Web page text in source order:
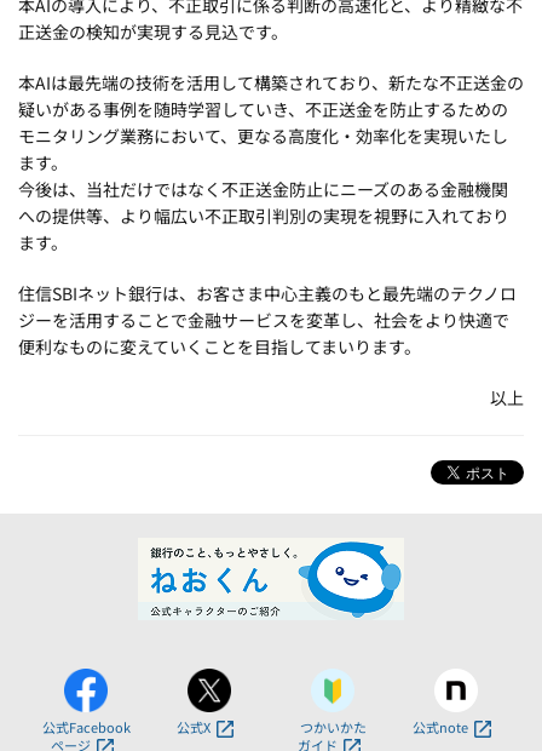
本AIの導入により、不正取引に係る判断の高速化と、より精緻な不
正送金の検知が実現する見込です。
本AIは最先端の技術を活用して構築されており、新たな不正送金の
疑いがある事例を随時学習していき、不正送金を防止するための
モニタリング業務において、更なる高度化・効率化を実現いたし
ます。
今後は、当社だけではなく不正送金防止にニーズのある金融機関
への提供等、より幅広い不正取引判別の実現を視野に入れており
ます。
住信SBIネット銀行は、お客さま中心主義のもと最先端のテクノロ
ジーを活用することで金融サービスを変革し、社会をより快適で
便利なものに変えていくことを目指してまいります。
以上
公式Facebook
ページ
公式X
つかいかた
ガイド
公式note